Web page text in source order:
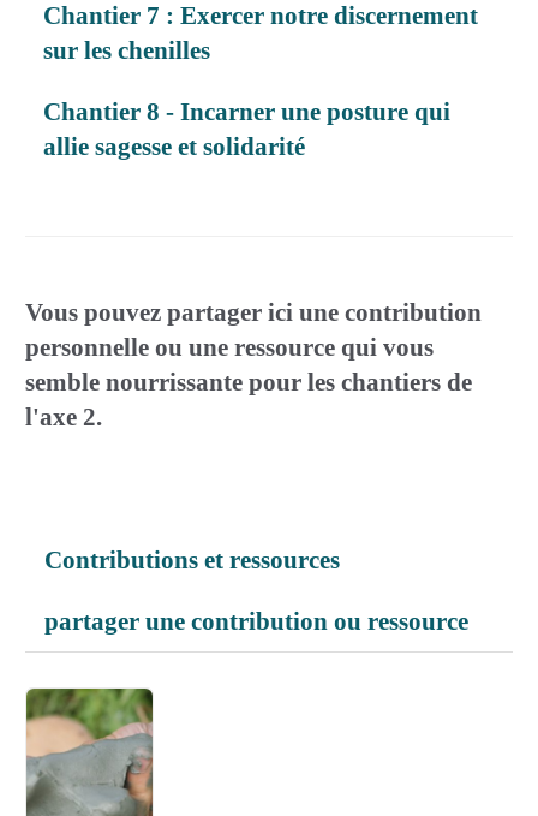
Chantier 7 : Exercer notre discernement
sur les chenilles
Chantier 8 - Incarner une posture qui
allie sagesse et solidarité
Vous pouvez partager ici une contribution
personnelle ou une ressource qui vous
semble nourrissante pour les chantiers de
l'axe 2.
Contributions et ressources
partager une contribution ou ressource